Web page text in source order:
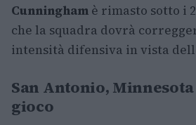
Cunningham è rimasto sotto i
che la squadra dovrà
intensità difensiva in vista
San Antonio,
gioco